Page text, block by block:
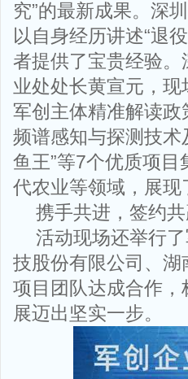
究”的最新成果。深
以自身经历讲述“退
者提供了宝贵经验
业处处长黄宣元，
军创主体精准解读政
频谱感知与探测技术
鱼王”等7个优质项
代农业等领域，展
携手共进，签约
活动现场还举行
技股份有限公司、
项目团队达成合作
展迈出坚实一步。